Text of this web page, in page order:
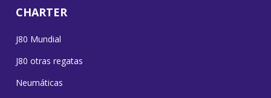
CHARTER
J80 Mundial
J80 otras regatas
Neumáticas